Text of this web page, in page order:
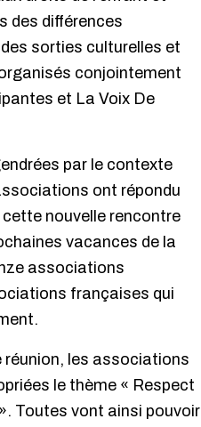
des différences
sorties culturelles et
conjointement
et La Voix De
par le contexte
ont répondu
nouvelle rencontre
vacances de la
associations
françaises qui
réunion, les associations
le thème « Respect
Toutes vont ainsi pouvoir